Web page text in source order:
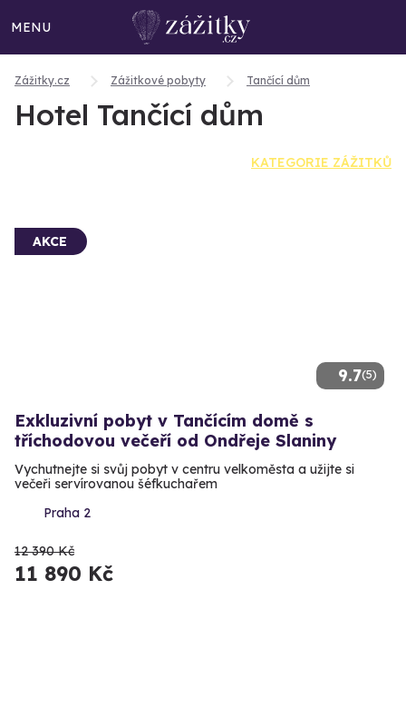
MENU
Zážitky.cz Zážitkové pobyty Tančící dům
Hotel Tančící dům
KATEGORIE ZÁŽITKŮ
9.7(5)
AKCE
Exkluzivní pobyt v Tančícím domě s
tříchodovou večeří od Ondřeje Slaniny
Vychutnejte si svůj pobyt v centru velkoměsta a užijte si
večeři servírovanou šéfkuchařem
Praha 2
12 390 Kč
11 890 Kč